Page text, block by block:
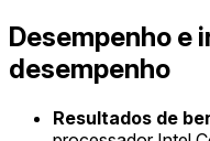
Desempenho e
desempenho
Resultados de